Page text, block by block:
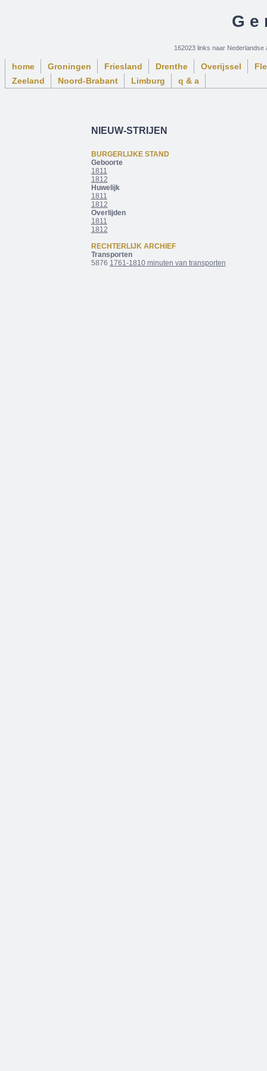
162023 links naar
home Groningen Friesland Drenthe Overijssel
Zeeland
Noord-Brabant Limburg q & a
NIEUW-STRIJEN
BURGERLIJKE STAND
Geboorte
1811
1812
Huwelijk
1811
1812
Overlijden
1811
1812
RECHTERLIJK ARCHIEF
Transporten
5876 1761‑1810 minuten van transporten